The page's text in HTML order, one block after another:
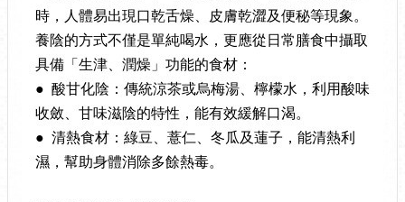
時，人體易出現口乾舌燥、皮膚乾澀及便秘等現象。
養陰的方式不僅是單純喝水，更應從日常膳食中攝取
具備「生津、潤燥」功能的食材：
● 酸甘化陰：傳統涼茶或烏梅湯、檸檬水，利用酸味
收斂、甘味滋陰的特性，能有效緩解口渴。
● 清熱食材：綠豆、薏仁、冬瓜及蓮子，能清熱利
濕，幫助身體消除多餘熱毒。